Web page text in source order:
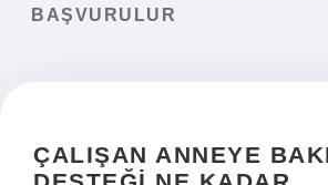
BAŞVURULUR
ÇALIŞAN ANNEYE